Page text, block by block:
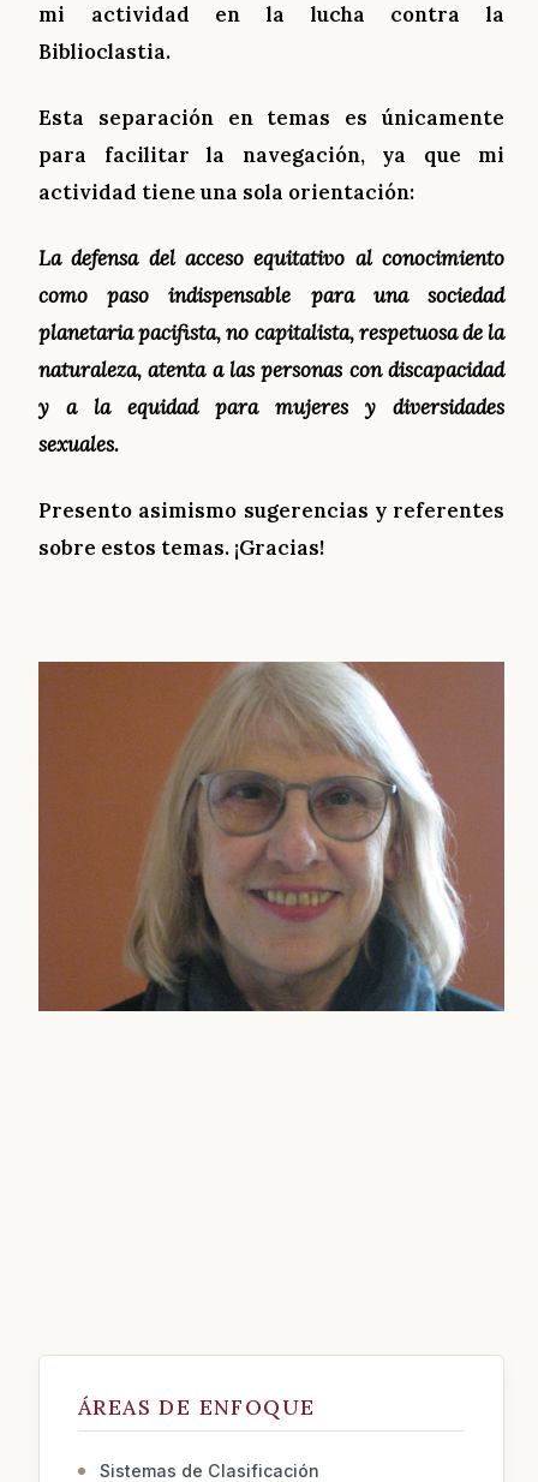
mi actividad en la lucha contra la
Biblioclastia.
Esta separación en temas es únicamente
para facilitar la navegación, ya que mi
actividad tiene una sola orientación:
La defensa del acceso equitativo al conocimiento
comopaso indispensable para una sociedad
planetaria pacifista, no capitalista, respetuosa de la
naturaleza, atenta a las personas con discapacidad
y a la equidad para mujeres y diversidades
sexuales.
Presento asimismo sugerencias y referentes
sobre estos temas. ¡Gracias!
ÁREAS DE ENFOQUE
Sistemas de Clasificación